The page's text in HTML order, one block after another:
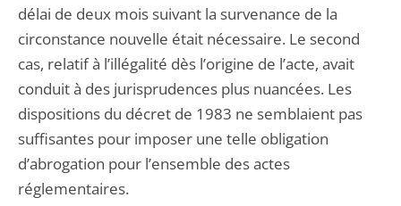
délai de deux mois suivant la survenance de la
circonstance nouvelle était nécessaire. Le second
cas, relatif à l’illégalité dès l’origine de l’acte, avait
conduit à des jurisprudences plus nuancées. Les
dispositions du décret de 1983 ne semblaient pas
suffisantes pour imposer une telle obligation
d’abrogation pour l’ensemble des actes
réglementaires.